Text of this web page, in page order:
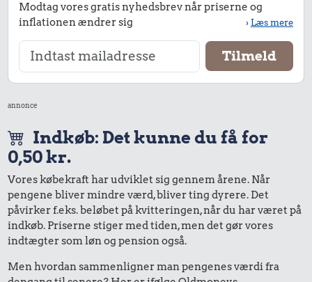
Modtag vores gratis nyhedsbrev når priserne og
inflationen ændrer sig
›Læs mere
annonce
Indkøb: Det kunne du få for
0,50 kr.
Vores købekraft har udviklet sig gennem årene. Når
pengene bliver mindre værd, bliver ting dyrere. Det
påvirker f.eks. beløbet på kvitteringen, når du har været på
indkøb. Priserne stiger med tiden, men det gør vores
indtægter som løn og pension også.
Men hvordan sammenligner man pengenes værdi fra